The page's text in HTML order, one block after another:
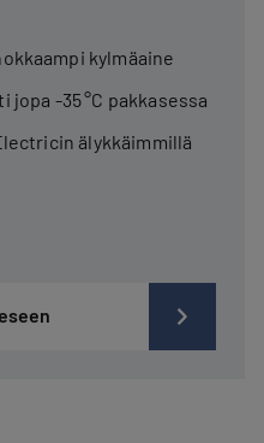
kylmäaine
-35 °C pakkasessa
älykkäimmillä